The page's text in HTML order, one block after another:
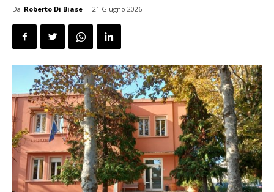
Da Roberto Di Biase - 21 Giugno 2026